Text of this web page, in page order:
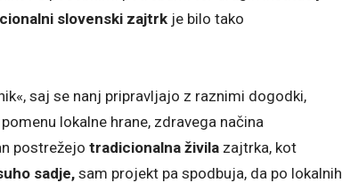
slovenski zajtrk je bilo tako
saj se nanj pripravljajo z raznimi dogodki,
lokalne hrane, zdravega načina
postrežejo tradicionalna živila zajtrka, kot
sadje, sam projekt pa spodbuja, da po lokalnih